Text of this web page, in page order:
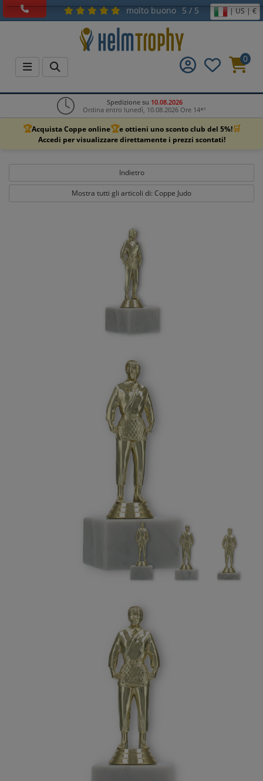
molto buono 5 / 5 | US | €
0
Spedizione su 10.08.2026
Ordina entro lunedì, 10.08.2026 Ore 14*¹
🏆Acquista Coppe online🏆e ottieni uno sconto club del 5%!🛒
Accedi per visualizzare direttamente i prezzi scontati!
Indietro
Mostra tutti gli articoli di: Coppe Judo